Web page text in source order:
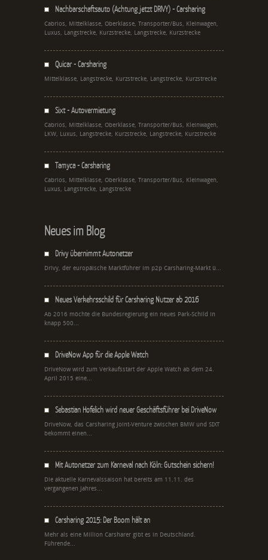
Nachbarschaftsauto (Achtung jetzt DRIVY) - Carsharing
Cabrios, Mittelklasse, Oberklasse, Transporter/Bus, Kleinwagen,
Luxus, Langstrecke, Kurzstrecke, Langstrecke, Kurzstrecke
Quicar - Carsharing
Mittelklasse, Langstrecke, Kurzstrecke, Langstrecke, Kurzstrecke
Sixt - Autovermietung
Cabrios, Mittelklasse, Oberklasse, Transporter/Bus, Kleinwagen,
LKW, Luxus, Langstrecke, Kurzstrecke, Langstrecke, Kurzstrecke
Tamyca - Carsharing
Cabrios, Mittelklasse, Oberklasse, Transporter/Bus, Kleinwagen,
Luxus, Langstrecke, Langstrecke
Neues im Blog
Drivy übernimmt Autonetzer
Drivy, der europäische Marktführer im p2p Carsharing-Markt ü...
Neues Verkehrsschild für Carsharing Nutzer ab 2016
Ab 2016 möchte die Bundesregierung ein neues Park-Schild in
knapp 500...
DriveNow App für die Apple Watch
DriveNow wird zum Verkaufsstart der Apple Watch ab dem 24.
April 2015 eine...
Sebastian Hofelich wird neuer Geschäftsführer bei DriveNow
DriveNow, das Carsharing Joint-Venture zwischen BMW und SIXT
bekommt einen...
Mit Autonetzer zum Karneval nach Köln: Gutschein sichern!
Die aktuelle Karnevalssaison hat bereits am 11.11. des
vergangenen Jahres...
Carsharing 2015: Der Boom hält an
Mehr als eine Million Carsharer gibt es in Deutschland.
Führende...